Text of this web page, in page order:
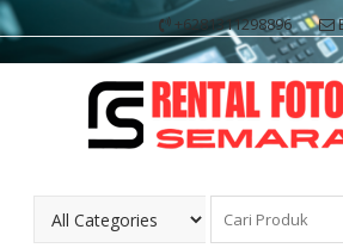
Skip
to
content
+6281311298896